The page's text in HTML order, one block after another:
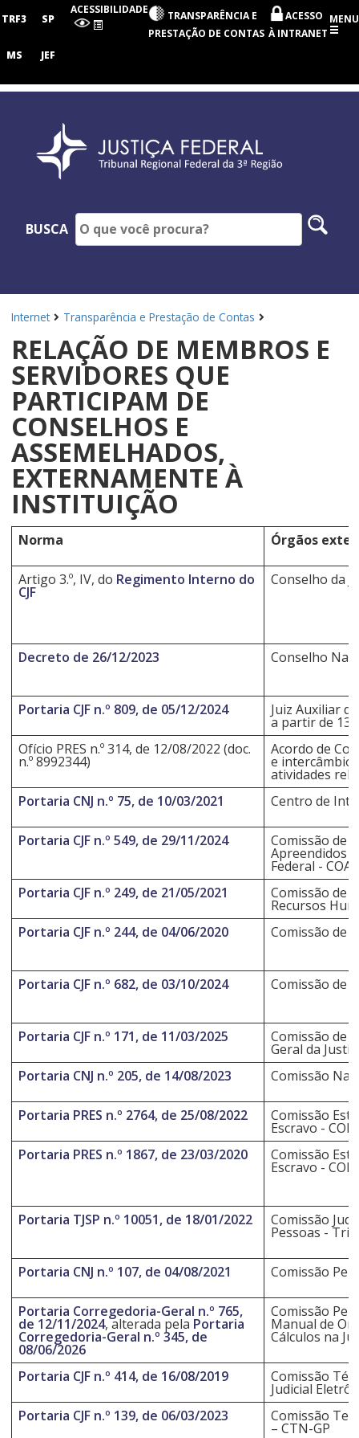
Regional
3ª
TRF3 SP
MS JEF
ACESSIBILIDADE
TRANSPARÊNCIA E
PRESTAÇÃO DE CONTAS
ACESSO
À INTRANET
MENU
BUSCA
Internet Transparência e Prestação de Contas
RELAÇÃO DE MEMBROS E
SERVIDORES QUE
PARTICIPAM DE
CONSELHOS E
ASSEMELHADOS,
EXTERNAMENTE À
INSTITUIÇÃO
Norma Órgãos
Artigo 3.º, IV, do Regimento Interno do
CJF
Conselho da
Decreto de 26/12/2023 Conselho
Portaria CJF n.º 809, de 05/12/2024 Juiz Auxiliar
a partir de 13/
Ofício PRES n.º 314, de 12/08/2022 (doc.
n.º 8992344)
Acordo de
e intercâmbio
atividades
Portaria CNJ n.º 75, de 10/03/2021
Centro de
Portaria CJF n.º 549, de 29/11/2024 Comissão de
Apreendidos
Federal -
Portaria CJF n.º 249, de 21/05/2021
Comissão de
Recursos
Portaria CJF n.º 244, de 04/06/2020
Comissão de
Portaria CJF n.º 682, de 03/10/2024 Comissão de
Portaria CJF n.º 171, de 11/03/2025 Comissão de
Geral da
Portaria CNJ n.º 205, de 14/08/2023
Comissão
Portaria PRES n.º 2764, de 25/08/2022 Comissão
Escravo -
Portaria PRES n.º 1867, de 23/03/2020
Comissão
Escravo -
Portaria TJSP n.º 10051, de 18/01/2022 Comissão
Pessoas -
Portaria CNJ n.º 107, de 04/08/2021 Comissão
Portaria Corregedoria-Geral n.º 765,
de 12/11/2024, alterada pela Portaria
Corregedoria-Geral n.º 345, de
08/06/2026
Comissão
Manual de
Cálculos na
Portaria CJF n.º 414, de 16/08/2019 Comissão
Judicial
Portaria CJF n.º 139, de 06/03/2023
Comissão
– CTN-GP